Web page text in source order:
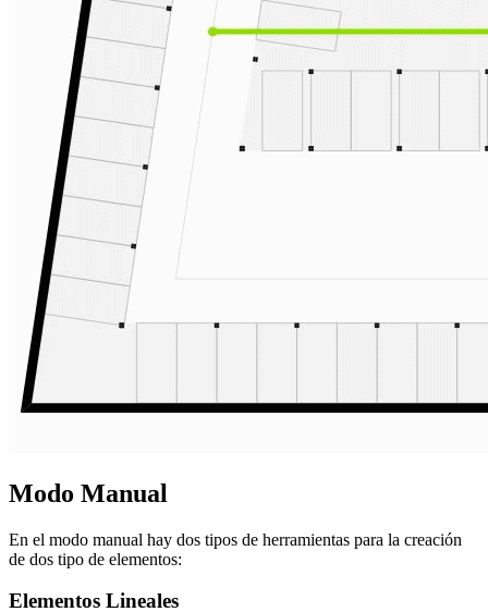
Modo Manual
En el modo manual hay dos tipos de herramientas para la creación
de dos tipo de elementos:
Elementos Lineales